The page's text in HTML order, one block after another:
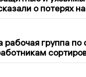
о потерях
группа